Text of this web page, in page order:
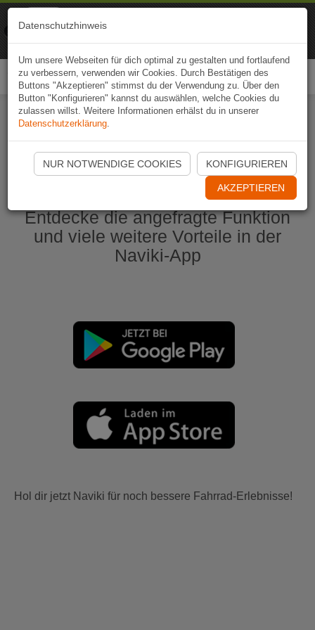
Naviki App jetzt öffnen
Entdecke die angefragte Funktion
und viele weitere Vorteile in der
Naviki-App
Hol dir jetzt Naviki für noch bessere Fahrrad-Erlebnisse!
Datenschutzhinweis
Um unsere Webseiten für dich optimal zu gestalten und fortlaufend
zu verbessern, verwenden wir Cookies. Durch Bestätigen des
Buttons "Akzeptieren" stimmst du der Verwendung zu. Über den
Button "Konfigurieren" kannst du auswählen, welche Cookies du
zulassen willst. Weitere Informationen erhälst du in unserer
Datenschutzerklärung.
NUR NOTWENDIGE COOKIES KONFIGURIEREN
AKZEPTIEREN
Naviki